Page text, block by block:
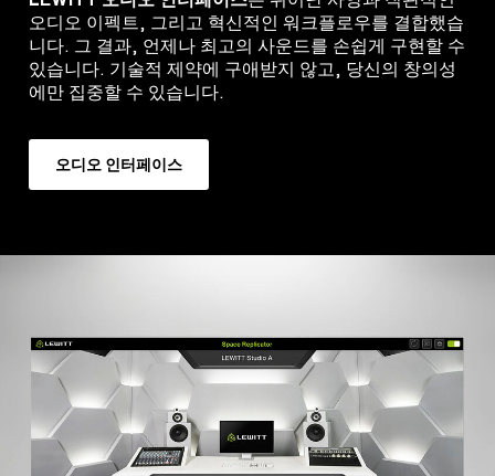
오디오 이펙트, 그리고 혁신적인 워크플로우를 결합했습
니다. 그 결과, 언제나 최고의 사운드를 손쉽게 구현할 수
있습니다. 기술적 제약에 구애받지 않고, 당신의 창의성
에만 집중할 수 있습니다.
오디오 인터페이스